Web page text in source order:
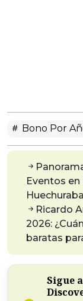
Bono Por
Eventos
Ricardo
2026:
baratas
Sigue